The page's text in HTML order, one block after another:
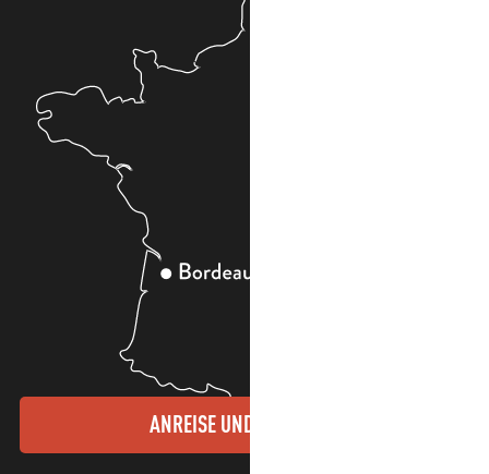
ANREISE UND KONTAKTE